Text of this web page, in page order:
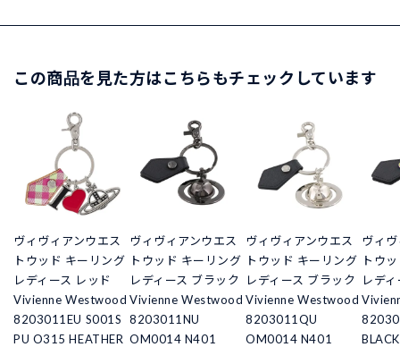
この商品を見た方はこちらもチェックしています
ヴィヴィアンウエス
トウッド キーリング
レディース レッド
Vivienne Westwood
8203011EU S001S
PU O315 HEATHER
ヴィヴィアンウエス
トウッド キーリング
レディース ブラック
Vivienne Westwood
8203011NU
OM0014 N401
ヴィヴィアンウエス
トウッド キーリング
レディース ブラック
Vivienne Westwood
8203011QU
OM0014 N401
ヴィ
トウ
レデ